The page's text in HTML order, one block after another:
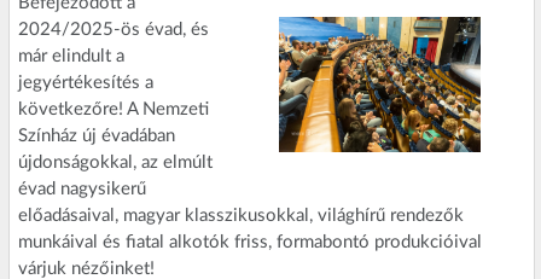
2024/2025-ös évad, és
már elindult a
jegyértékesítés a
következőre! A Nemzeti
Színház új évadában
újdonságokkal, az elmúlt
évad nagysikerű
előadásaival, magyar klasszikusokkal, világhírű rendezők
munkáival és fiatal alkotók friss, formabontó produkcióival
várjuk nézőinket!